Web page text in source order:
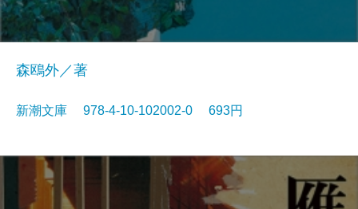
森鴎外／著
新潮文庫 978-4-10-102002-0 693円